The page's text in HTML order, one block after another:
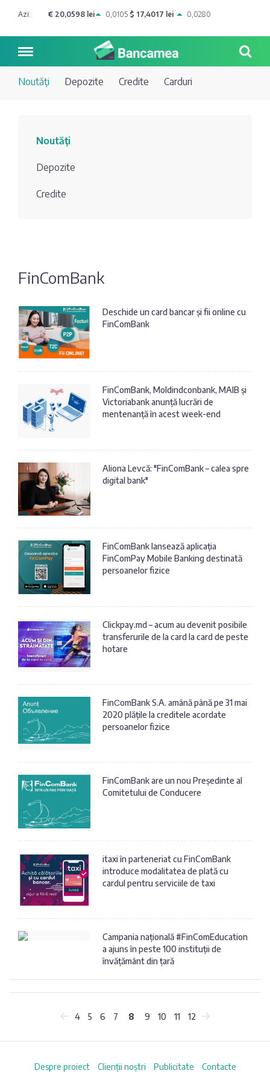
Azi: € 20,0598 lei 0,0105 $ 17,4017 lei 0,0280
bancher
Fotografia
Citatul
zilei
Comerțbank
FinComBank
Maib
Moldindconbank
OTP Bank
ProCredit Bank
Victoriabank
Sondaj
Noutăţi Depozite Credite Carduri
Noutăţi
Depozite
Credite
FinComBank
Deschide un card bancar și fii online cu
FinComBank
FinComBank, Moldindconbank, MAIB și
Victoriabank anunță lucrări de
mentenanță în acest week-end
Aliona Levcă: "FinComBank – calea spre
digital bank"
FinComBank lansează aplicația
FinComPay Mobile Banking destinată
persoanelor fizice
Clickpay.md – acum au devenit posibile
transferurile de la card la card de peste
hotare
FinСomBank S.A. amână până pe 31 mai
2020 plățile la creditele acordate
persoanelor fizice
FinComBank are un nou Președinte al
Comitetului de Conducere
itaxi în parteneriat cu FinComBank
introduce modalitatea de plată cu
cardul pentru serviciile de taxi
Campania națională #FinComEducation
a ajuns în peste 100 instituții de
învățământ din țară
4 5 6 7 8 9 10 11 12
Despre proiect Clienții noștri Publicitate Contacte